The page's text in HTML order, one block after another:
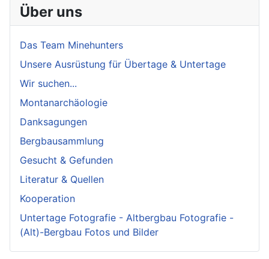
Über uns
Das Team Minehunters
Unsere Ausrüstung für Übertage & Untertage
Wir suchen...
Montanarchäologie
Danksagungen
Bergbausammlung
Gesucht & Gefunden
Literatur & Quellen
Kooperation
Untertage Fotografie - Altbergbau Fotografie -
(Alt)-Bergbau Fotos und Bilder